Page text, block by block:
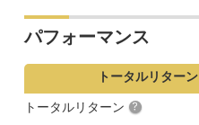
パフォーマンス
トータルリターン
トータルリターン